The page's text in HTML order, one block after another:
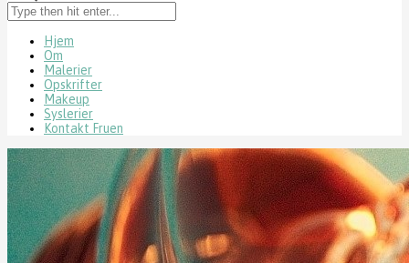
Type
then
enter...
Hjem
Om
Malerier
Opskrifter
Makeup
Syslerier
Kontakt Fruen